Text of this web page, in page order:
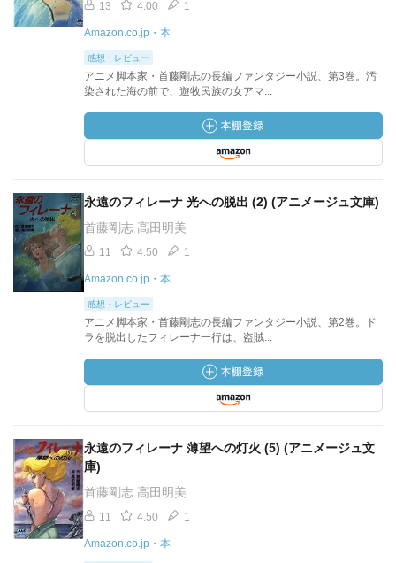
13 4.00 1
Amazon.co.jp・本
感想・レビュー
アニメ脚本家・首藤剛志の長編ファンタジー小説、第3巻。汚
染された海の前で、遊牧民族の女アマ...
永遠のフィレーナ 光への脱出 (2) (アニメージュ文庫)
首藤剛志 高田明美
11 4.50 1
Amazon.co.jp・本
感想・レビュー
アニメ脚本家・首藤剛志の長編ファンタジー小説、第2巻。ド
ラを脱出したフィレーナ一行は、盗賊...
永遠のフィレーナ 薄望への灯火 (5) (アニメージュ文
庫)
首藤剛志 高田明美
11 4.50 1
Amazon.co.jp・本